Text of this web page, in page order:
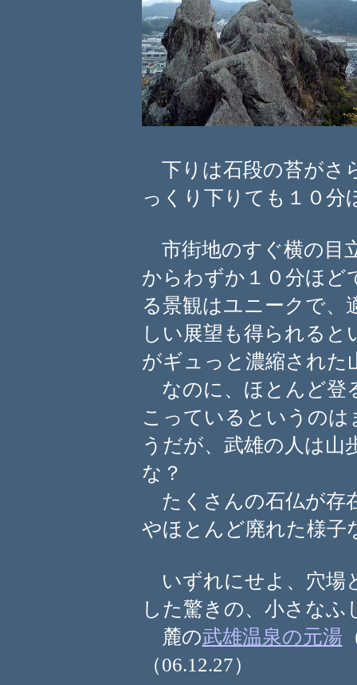
下りは石段の苔がさ
っくり下りても１０分
市街地のすぐ横の目
からわずか１０分ほど
る景観はユニークで、
しい展望も得られる
がギュっと濃縮された
なのに、ほとんど登
こっているというの
うだが、武雄の人は山
な？
たくさんの石仏が存
やほとんど廃れた様子
いずれにせよ、穴場
した驚きの、小さなふ
麓の武雄温泉の元湯
（06.12.27）